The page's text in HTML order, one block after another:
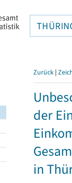
Zurück |
der
in